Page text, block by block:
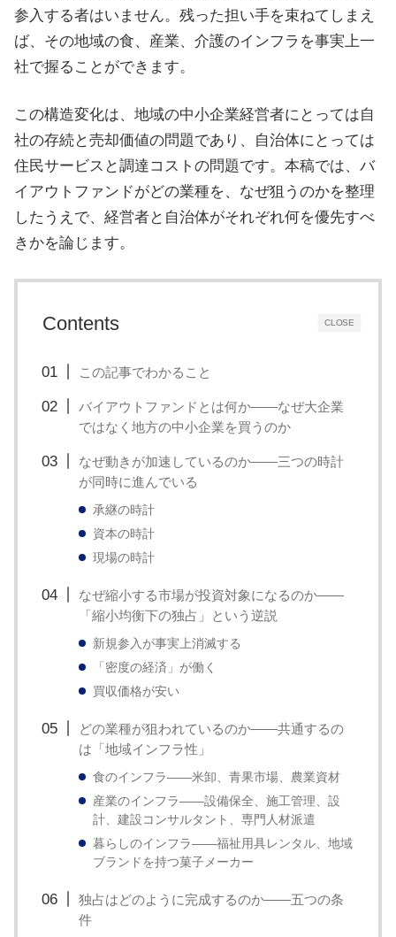
進
め
る
を
中
心
と
し
た
参入する者はいません。残った担い手を束ねてしまえ
ば、その地域の食、産業、介護のインフラを事実上一
社で握ることができます。
この構造変化は、地域の中小企業経営者にとっては自
社の存続と売却価値の問題であり、自治体にとっては
住民サービスと調達コストの問題です。本稿では、バ
イアウトファンドがどの業種を、なぜ狙うのかを整理
したうえで、経営者と自治体がそれぞれ何を優先すべ
きかを論じます。
CLOSE
Contents
この記事でわかること
バイアウトファンドとは何か——なぜ大企業
ではなく地方の中小企業を買うのか
なぜ動きが加速しているのか——三つの時計
が同時に進んでいる
承継の時計
資本の時計
現場の時計
なぜ縮小する市場が投資対象になるのか——
「縮小均衡下の独占」という逆説
新規参入が事実上消滅する
「密度の経済」が働く
買収価格が安い
どの業種が狙われているのか——共通するの
は「地域インフラ性」
食のインフラ——米卸、青果市場、農業資材
産業のインフラ——設備保全、施工管理、設
計、建設コンサルタント、専門人材派遣
暮らしのインフラ——福祉用具レンタル、地域
ブランドを持つ菓子メーカー
独占はどのように完成するのか——五つの条
件